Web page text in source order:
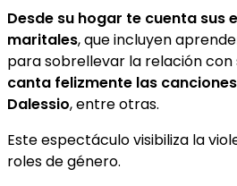
Desde su hogar te cuenta sus
maritales, que incluyen
para sobrellevar la relación con
canta felizmente las
Dalessio, entre otras.
Este espectáculo visibiliza la
roles de género.